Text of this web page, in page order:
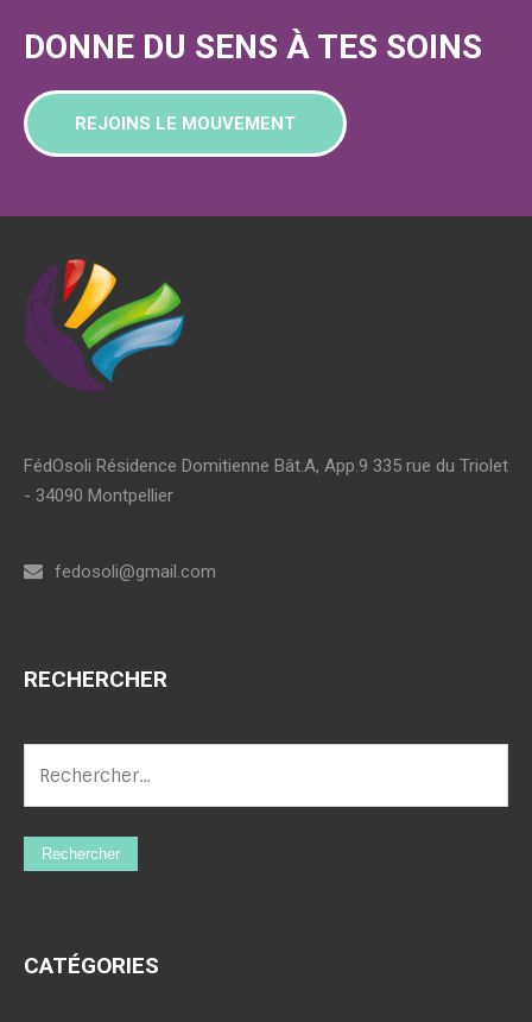
DONNE DU SENS À TES SOINS
REJOINS LE MOUVEMENT
FédOsoli Résidence Domitienne Bât.A, App.9 335 rue du Triolet
- 34090 Montpellier
fedosoli@gmail.com
RECHERCHER
CATÉGORIES